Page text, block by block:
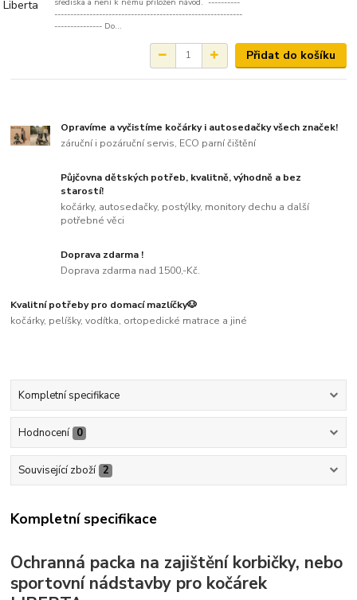
-----------------------------------------------------------
--------------- Do...
Přidat do košíku
Opravíme a vyčistíme kočárky i autosedačky všech značek!
záruční i pozáruční servis, ECO parní čištění
Půjčovna dětských potřeb, kvalitně, výhodně a bez
starostí!
kočárky, autosedačky, postýlky, monitory dechu a další
potřebné věci
Doprava zdarma !
Doprava zdarma nad 1500,-Kč.
Kvalitní potřeby pro domací mazlíčky🐶
kočárky, pelíšky, vodítka, ortopedické matrace a jiné
Kompletní specifikace
Hodnocení 0
Související zboží 2
Kompletní specifikace
Ochranná packa na zajištění korbičky, nebo
sportovní nádstavby pro kočárek